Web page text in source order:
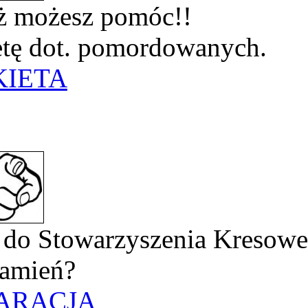
możesz pomóc!!
dot. pomordowanych.
Stowarzyszenia